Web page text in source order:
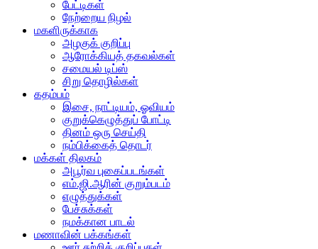
பேட்டிகள்
நேற்றைய நிழல்
மகளிருக்காக
அழகுக் குறிப்பு
ஆரோக்கியத் தகவல்கள்
சமையல் டிப்ஸ்
சிறு தொழில்கள்
கதம்பம்
இசை, நாட்டியம், ஓவியம்
குறுக்கெழுத்துப் போட்டி
தினம் ஒரு செய்தி
நம்பிக்கைத் தொடர்
மக்கள் திலகம்
அபூர்வ புகைப்படங்கள்
எம்.ஜி.ஆரின் குறும்படம்
எழுத்துக்கள்
பேச்சுக்கள்
நமக்கான பாடல்
மணாவின் பக்கங்கள்